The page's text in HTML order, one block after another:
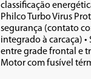
classificação
Philco Turbo Virus
segurança (contato
integrado à carcaça)
entre grade frontal e
Motor com fusível